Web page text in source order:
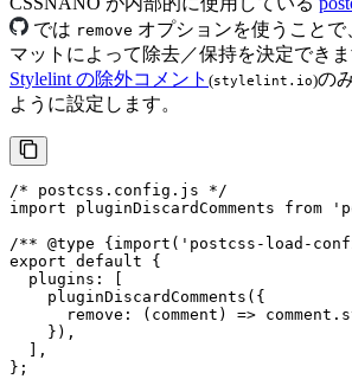
では remove オプションを使うこと
マットによって除去／保持を決定でき
Stylelint の除外コメント (stylelint.io)の
ように設定します。
/* postcss.config.js */
import pluginDiscardComments from
/** @type { import('postcss-load-
export default {
plugins : [
pluginDiscardComments ({
remove : ( comment ) => comment.
    }),
  ],
};